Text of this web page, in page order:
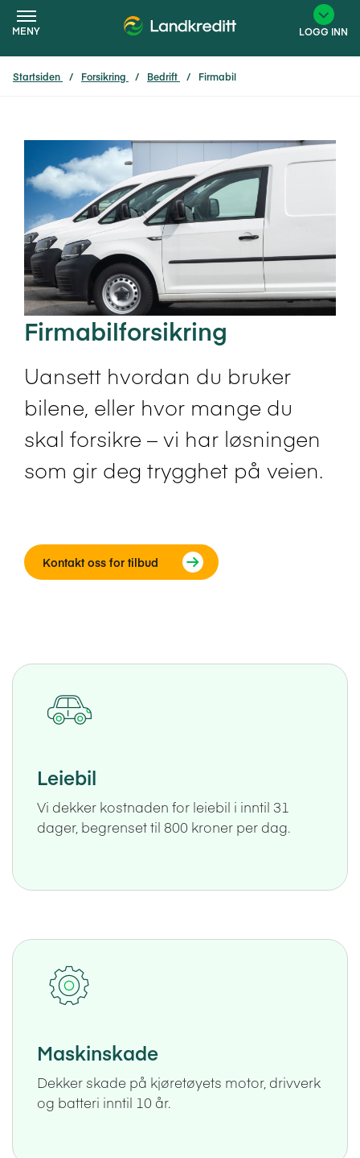
MENY LOGG INN
Startsiden Forsikring Bedrift Firmabil
Firmabilforsikring
Uansett hvordan du bruker
bilene, eller hvor mange du
skal forsikre – vi har løsningen
som gir deg trygghet på veien.
Kontakt oss for tilbud
Leiebil
Vi dekker kostnaden for leiebil i inntil 31
dager, begrenset til 800 kroner per dag.
Maskinskade
Dekker skade på kjøretøyets motor, drivverk
og batteri inntil 10 år.